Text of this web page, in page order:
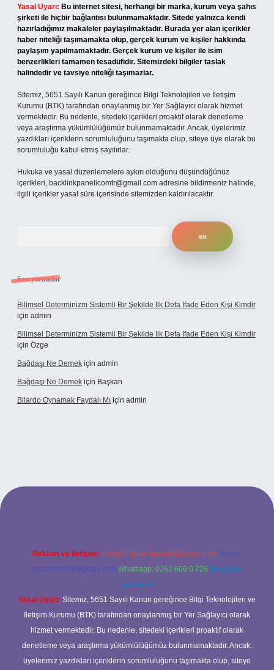
Yasal Uyarı: Bu internet sitesi, herhangi bir marka, kurum veya şahıs
şirketi ile hiçbir bağlantısı bulunmamaktadır. Sitede yalnızca kendi
hazırladığımız makaleler paylaşılmaktadır. Burada yer alan içerikler
haber niteliği taşımamakta olup, gerçek kurum ve kişiler hakkında
paylaşım yapılmamaktadır. Gerçek kurum ve kişiler ile isim
benzerlikleri tamamen tesadüfidir. Sitemizdeki bilgiler taslak
halindedir ve tavsiye niteliği taşımazlar.
Sitemiz, 5651 Sayılı Kanun gereğince Bilgi Teknolojileri ve İletişim
Kurumu (BTK) tarafından onaylanmış bir Yer Sağlayıcı olarak hizmet
vermektedir. Bu nedenle, sitedeki içerikleri proaktif olarak denetleme
veya araştırma yükümlülüğümüz bulunmamaktadır. Ancak, üyelerimiz
yazdıkları içeriklerin sorumluluğunu taşımakta olup, siteye üye olarak bu
sorumluluğu kabul etmiş sayılırlar.
Hukuka ve yasal düzenlemelere aykırı olduğunu düşündüğünüz
içerikleri, backlinkpanelicomtr@gmail.com adresine bildirmeniz halinde,
ilgili içerikler yasal süre içerisinde sitemizden kaldırılacaktır.
Son yorumlar
Bilimsel Determinizm Sistemli Bir Şekilde Ilk Defa Ifade Eden Kişi Kimdir
için admin
Bilimsel Determinizm Sistemli Bir Şekilde Ilk Defa Ifade Eden Kişi Kimdir
için Özge
Bağdaşı Ne Demek için admin
Bağdaşı Ne Demek için Başkan
Bilardo Oynamak Faydalı Mı için admin
Reklam ve İletişim: E-mail: backlinkpaneli@gmail.com Teams:
forumhizmeti@gmail.com Whatsapp: 0262 606 0 726 Telegram:
@karabul
Yasal Uyarı: Sitemiz, 5651 Sayılı Kanun gereğince Bilgi Teknolojileri ve
İletişim Kurumu (BTK) tarafından onaylanmış bir Yer Sağlayıcı olarak
hizmet vermektedir. Bu nedenle, sitedeki içerikleri proaktif olarak
denetleme veya araştırma yükümlülüğümüz bulunmamaktadır. Ancak,
üyelerimiz yazdıkları içeriklerin sorumluluğunu taşımakta olup, siteye